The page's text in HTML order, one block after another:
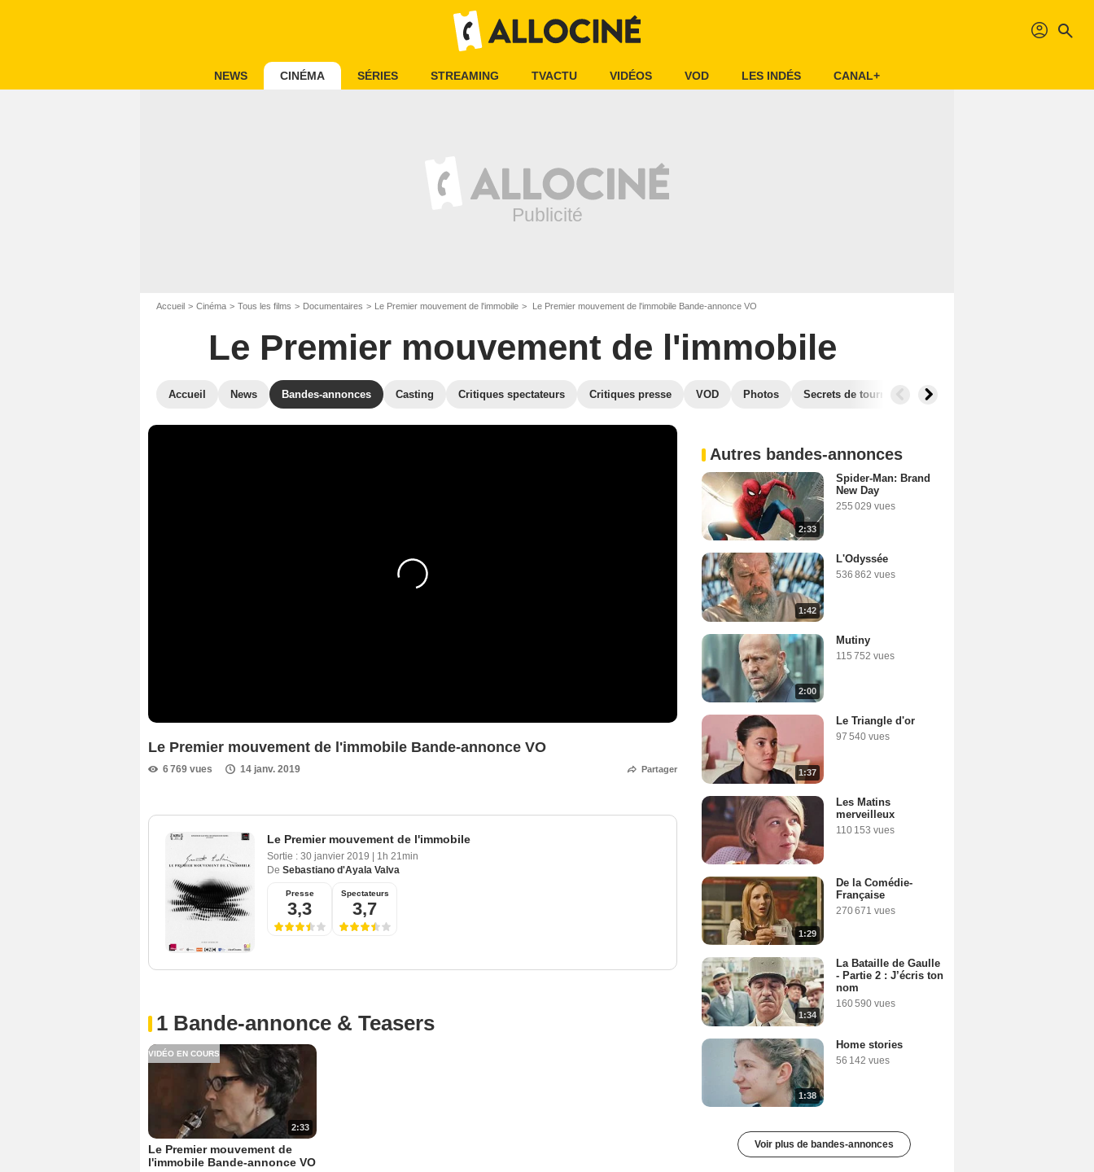
profil search
NEWS CINÉMA SÉRIES STREAMING TVACTU VIDÉOS VOD LES INDÉS CANAL+
Accueil Cinéma Tous les films Documentaires Le Premier mouvement de l'immobile Le Premier mouvement de l'immobile Bande-annonce VO
Le Premier mouvement de l'immobile
Accueil News Bandes-annonces Casting Critiques spectateurs Critiques presse VOD Photos Secrets de tournage Box Office
Le Premier mouvement de l'immobile Bande-annonce VO
6 769 vues 14 janv. 2019 Partager
Le Premier mouvement de l'immobile
Sortie : 30 janvier 2019
1h 21min
De Sebastiano d'Ayala Valva
Presse
3,3
Spectateurs
3,7
1 Bande-annonce & Teasers
2:33
VIDÉO EN COURS
Le Premier mouvement de
l'immobile Bande-annonce VO
Autres bandes-annonces
2:33
Spider-Man: Brand
New Day
255 029 vues
1:42
L'Odyssée
536 862 vues
2:00
Mutiny
115 752 vues
1:37
Le Triangle d'or
97 540 vues
Les Matins
merveilleux
110 153 vues
1:29
De la Comédie-
Française
270 671 vues
1:34
La Bataille de Gaulle
- Partie 2 : J’écris ton
nom
160 590 vues
1:38
Home stories
56 142 vues
Voir plus de bandes-annonces